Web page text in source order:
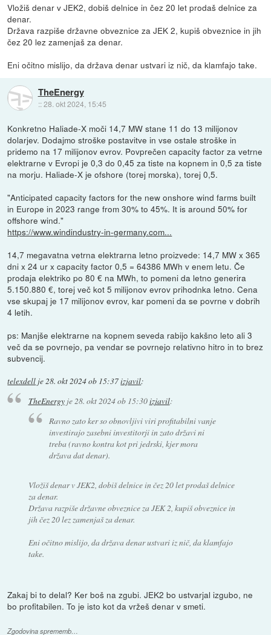
Vložiš denar v JEK2, dobiš delnice in čez 20 let prodaš delnice za
denar.
Država razpiše državne obveznice za JEK 2, kupiš obveznice in jih
čez 20 lez zamenjaš za denar.
Eni očitno mislijo, da država denar ustvari iz nič, da klamfajo take.
TheEnergy
::28. okt 2024, 15:45
Konkretno Haliade-X moči 14,7 MW stane 11 do 13 milijonov
dolarjev. Dodajmo stroške postavitve in vse ostale stroške in
pridemo na 17 milijonov evrov. Povprečen capacity factor za vetrne
elektrarne v Evropi je 0,3 do 0,45 za tiste na kopnem in 0,5 za tiste
na morju. Haliade-X je ofshore (torej morska), torej 0,5.
"Anticipated capacity factors for the new onshore wind farms built
in Europe in 2023 range from 30% to 45%. It is around 50% for
offshore wind."
https://www.windindustry-in-germany.com...
14,7 megavatna vetrna elektrarna letno proizvede: 14,7 MW x 365
dni x 24 ur x capacity factor 0,5 = 64386 MWh v enem letu. Če
prodaja elektriko po 80 € na MWh, to pomeni da letno generira
5.150.880 €, torej več kot 5 milijonov evrov prihodnka letno. Cena
vse skupaj je 17 milijonov evrov, kar pomeni da se povrne v dobrih
4 letih.
ps: Manjše elektrarne na kopnem seveda rabijo kakšno leto ali 3
več da se povrnejo, pa vendar se povrnejo relativno hitro in to brez
subvencij.
telexdell je 28. okt 2024 ob 15:37izjavil:
TheEnergyje28. okt 2024 ob 15:30izjavil:
Ravno zato ker so obnovljivi viri profitabilni vanje
investirajo zasebni investitorji in zato državi ni
treba (ravno kontra kot pri jedrski, kjer mora
država dat denar).
Vložiš denar v JEK2, dobiš delnice in čez 20 let prodaš delnice
za denar.
Država razpiše državne obveznice za JEK 2, kupiš obveznice in
jih čez 20 lez zamenjaš za denar.
Eni očitno mislijo, da država denar ustvari iz nič, da klamfajo
take.
Zakaj bi to delal? Ker boš na zgubi. JEK2 bo ustvarjal izgubo, ne
bo profitabilen. To je isto kot da vržeš denar v smeti.
Zgodovina sprememb…